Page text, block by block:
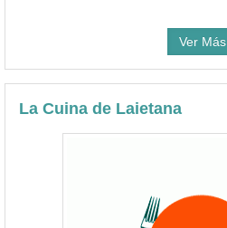
Ver Más
La Cuina de Laietana